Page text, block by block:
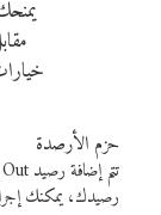
حزم الأرصدة
رصيدك، يمكنك